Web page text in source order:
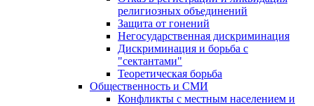
религиозных объединений
Защита от гонений
Негосударственная дискриминация
Дискриминация и борьба с
"сектантами"
Теоретическая борьба
Общественность и СМИ
Конфликты с местным населением и